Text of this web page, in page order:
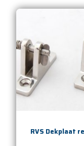
RVS Dekplaat